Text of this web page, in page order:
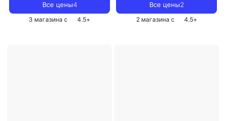
Все цены4
3 магазина с 4.5+
Все цены2
2 магазина с 4.5+